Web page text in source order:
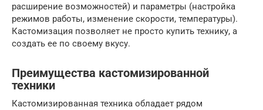
расширение возможностей) и параметры (настройка
режимов работы, изменение скорости, температуры).
Кастомизация позволяет не просто купить технику, а
создать ее по своему вкусу.
Преимущества кастомизированной
техники
Кастомизированная техника обладает рядом